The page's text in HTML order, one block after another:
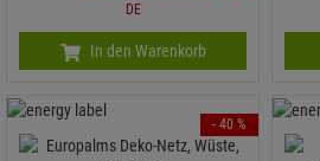
DE
In den Warenkorb
- 40 %